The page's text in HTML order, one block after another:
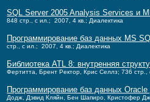
SQL Server 2005 Analysis Services и
848 стр., с ил.; 2007, 4 кв.; Диалектика
Программирование баз данных MS
стр., с ил.; 2007, 4 кв.; Диалектика
Библиотека ATL 8: внутренняя
Фертитта, Брент Ректор, Крис Селлз; 736
Программирование баз данных
Додж, Дэвид Кляйн, Бен Шапиро, Кристофер